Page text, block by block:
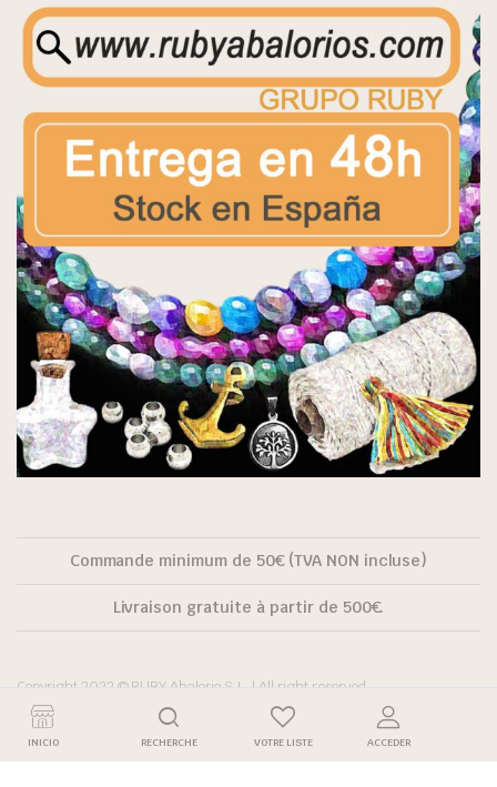
Commande minimum de 50€ (TVA NON incluse)
Livraison gratuite à partir de 500€.
Copyright 2022 © RUBY Abalorio S.L. | All right reserved.
INICIO RECHERCHE VOTRE LISTE ACCEDER